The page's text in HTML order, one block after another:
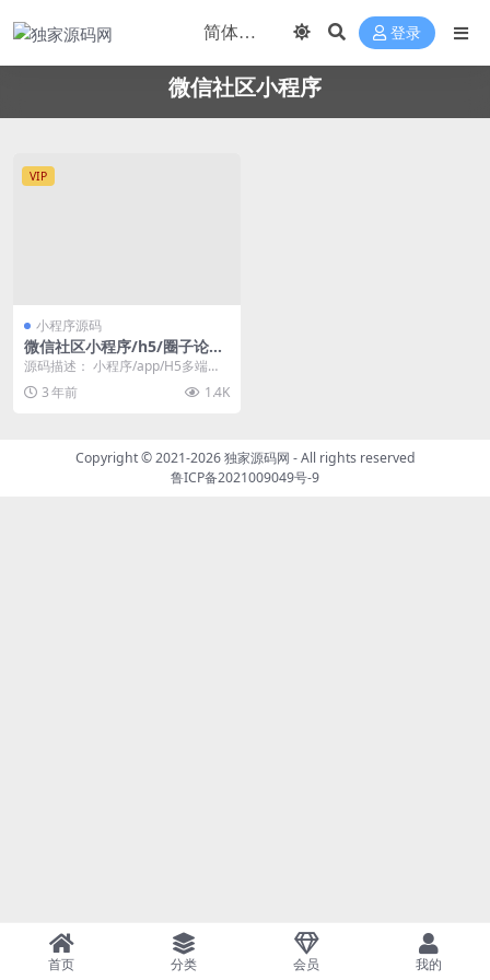
登录
微信社区小程序
VIP
小程序源码
微信社区小程序/h5/圈子论坛
贴吧交友/博客/社交/陌生人社
交/宠物/话题/私域/同城引流
源码描述： 小程序/app/H5多端圈
子社区论坛系统,交友/博客/社交/陌
生人社...
3 年前 1.4K
Copyright © 2021-2026独家源码网 - All rights reserved
鲁ICP备2021009049号-9
首页 分类 会员 我的